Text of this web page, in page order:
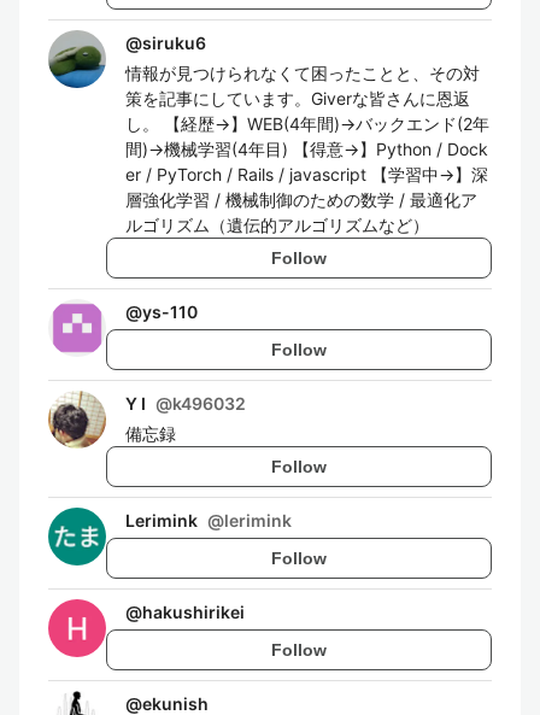
@siruku6
情報が見つけられなくて困ったことと、その対
策を記事にしています。Giverな皆さんに恩返
し。 【経歴→】WEB(4年間)→バックエンド(2年
間)→機械学習(4年目) 【得意→】Python / Dock
er / PyTorch / Rails / javascript 【学習中→】深
層強化学習 / 機械制御のための数学 / 最適化ア
ルゴリズム（遺伝的アルゴリズムなど）
Follow
@ys-110
Follow
Y I @k496032
備忘録
Follow
Lerimink @lerimink
Follow
@hakushirikei
Follow
@ekunish